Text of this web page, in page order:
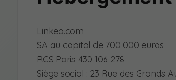
Linkeo.com
SA au capital de 700 000 euros
RCS Paris 430 106 278
Siège social : 23 Rue des Grands